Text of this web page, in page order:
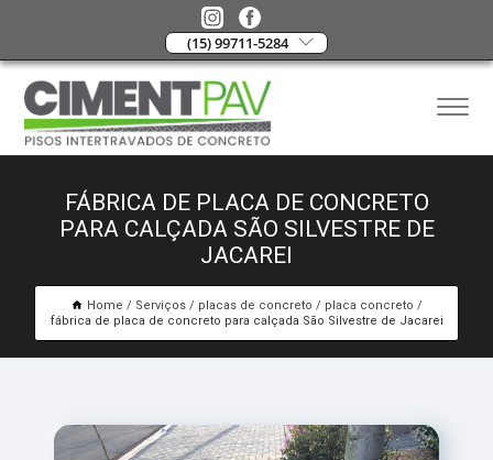
(15) 99711-5284
FÁBRICA DE PLACA DE CONCRETO
PARA CALÇADA SÃO SILVESTRE DE
JACAREI
Home Serviços placas de concreto
placa concreto
fábrica de placa de concreto para calçada São Silvestre de Jacarei